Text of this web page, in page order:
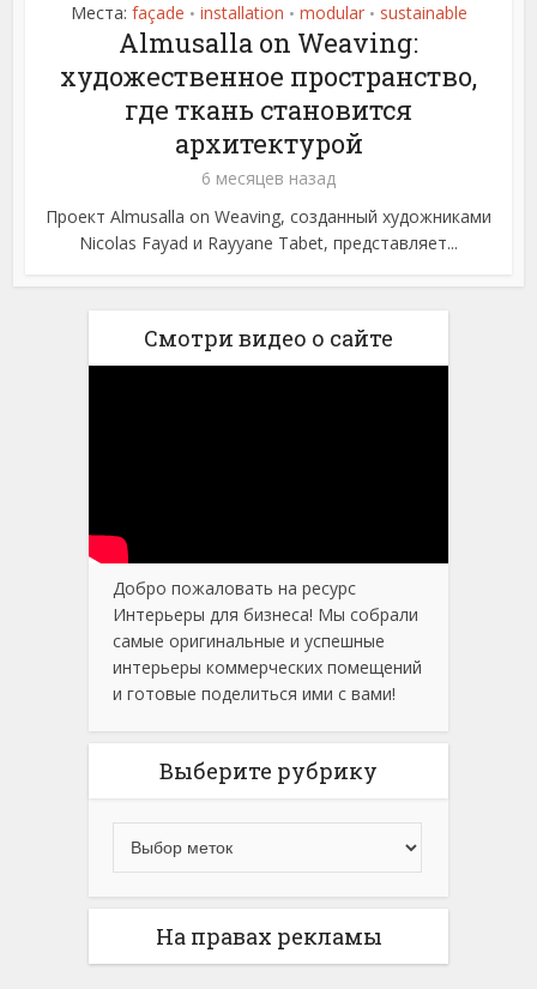
Места: façade • installation • modular • sustainable
Almusalla on Weaving:
художественное пространство,
где ткань становится
архитектурой
6 месяцев назад
Проект Almusalla on Weaving, созданный художниками
Nicolas Fayad и Rayyane Tabet, представляет...
Смотри видео о сайте
Добро пожаловать на ресурс
Интерьеры для бизнеса! Мы собрали
самые оригинальные и успешные
интерьеры коммерческих помещений
и готовые поделиться ими с вами!
Выберите рубрику
На правах рекламы